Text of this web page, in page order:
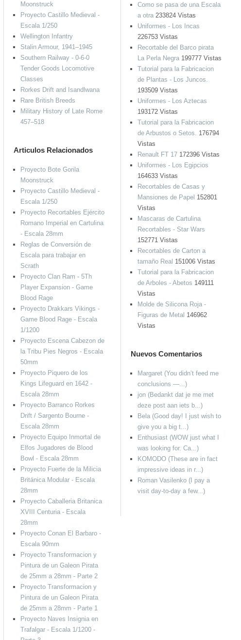
Como se pasa de una Escala
a otra233824 Vistas
Uniformes - Los Incas
226753 Vistas
Recortable del Barco pirata
La Perla Negra199777 Vistas
Tutorial para la Fabricacion
de Plantas - Los Juncos.
193509 Vistas
Uniformes - Los Aztecas
193172 Vistas
Tutorial para la Fabricacion
de Arbustos o Setos. 176794
Vistas
Renault FT 17172396 Vistas
Uniformes - Los Egipcios
164633 Vistas
Recortables de Casas y
Mansiones de Papel 152801
Vistas
Mascaras de Cartulina
Recortables - Star Wars
152771 Vistas
Recortables de Carton a
tamaño Real 151006 Vistas
Tutorial para la Fabricacion
de Arboles - Abetos 149111
Vistas
Molde de Silicona Roja -
Figuras de Metal 146962
Vistas
Nuevos Comentarios
Margaret (You didn’t feed me
conclusions —...)
jon (Bedankt dat je me met
deze post aan iets b...)
Bela (Good day! I just wish to
give you a big t...)
Enthusiast (WOW just what I
was looking for. Ca...)
KOMODO (These are in fact
impressive ideas in r...)
Roman Vasilenko (I pay a
visit day-to-day a few...)
Moonstruck
Proyecto Castillo Medieval -
Escala 1/250
Wellington Infantry
Stalin Armour, 1941–1945
Southern Railway - 0-6-0
Tender Goods Locomotive
Classes
Rorkes Drift and Isandlwana
Rare British Breeds
Military History of Late Rome
457–518
Articulos Relacionados
Proyecto Bote Gorila
Moonstruck
Proyecto Castillo Medieval -
Escala 1/250
Proyecto Recortables Ejército
Romano Imperial en Cartulina
- Escala 28mm
Reglas de Conversión de
Escala para trabajar en
Scrath
Proyecto Clan Ram - 5Th
Player Expansion - Game
Blood Rage
Proyecto Drakkars Vikings -
Game Blood Rage - Escala
1/1200
Proyecto Escena Cabezon de
la Tribu Pies Negros - Escala
50mm
Proyecto Piquero de los
Kings Lifeguard en 1642 -
Escala 28mm
Proyecto Barranco Rorkes
Drift / Sargento Bourne -
Escala 28mm
Proyecto Equipo Inmortal de
Elfos Jugadores de Blood
Bowl - Escala 28mm
Proyecto Fuerte de la Milicia
Británica Modular - Escala
28mm
Proyecto Caballeria Britanica
XVIII Centuria - Escala
28mm
Proyecto Conan El Barbaro -
Escala 90mm
Proyecto Transformacion y
Pintura de un Galeon Pirata
de 25mm a 28mm - Parte 2
Proyecto Transformacion y
Pintura de un Galeon Pirata
de 25mm a 28mm - Parte 1
Proyecto Naves Insignia en
Trafalgar - Escala 1/1200 -